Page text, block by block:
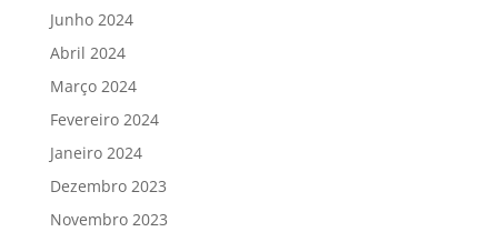
Junho 2024
Abril 2024
Março 2024
Fevereiro 2024
Janeiro 2024
Dezembro 2023
Novembro 2023